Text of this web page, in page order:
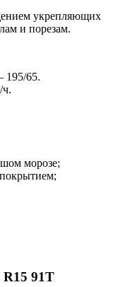
укрепляющих
и порезам.
65.
морозе;
R15 91T